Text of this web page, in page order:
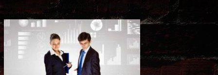
день причиняя вред соотечественникам, добрались
Случайные записи